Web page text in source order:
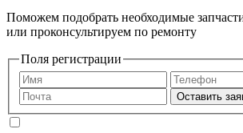
Поможем подобрать необходимые
или проконсультируем по ремонту
Поля регистрации
Оставить